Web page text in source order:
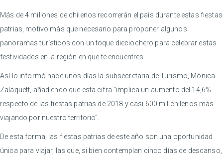
Más de 4 millones de chilenos recorrerán el país durante estas fiestas
patrias, motivo más que necesario para proponer algunos
panoramas turísticos con un toque dieciochero para celebrar estas
festividades en la región en que te encuentres.
Así lo informó hace unos días la subsecretaria de Turismo, Mónica
Zalaquett, añadiendo que esta cifra “implica un aumento del 14,6%
respecto de las fiestas patrias de 2018 y casi 600 mil chilenos más
viajando por nuestro territorio”.
De esta forma, las fiestas patrias de este año son una oportunidad
única para viajar, las que, si bien contemplan cinco días de descanso,